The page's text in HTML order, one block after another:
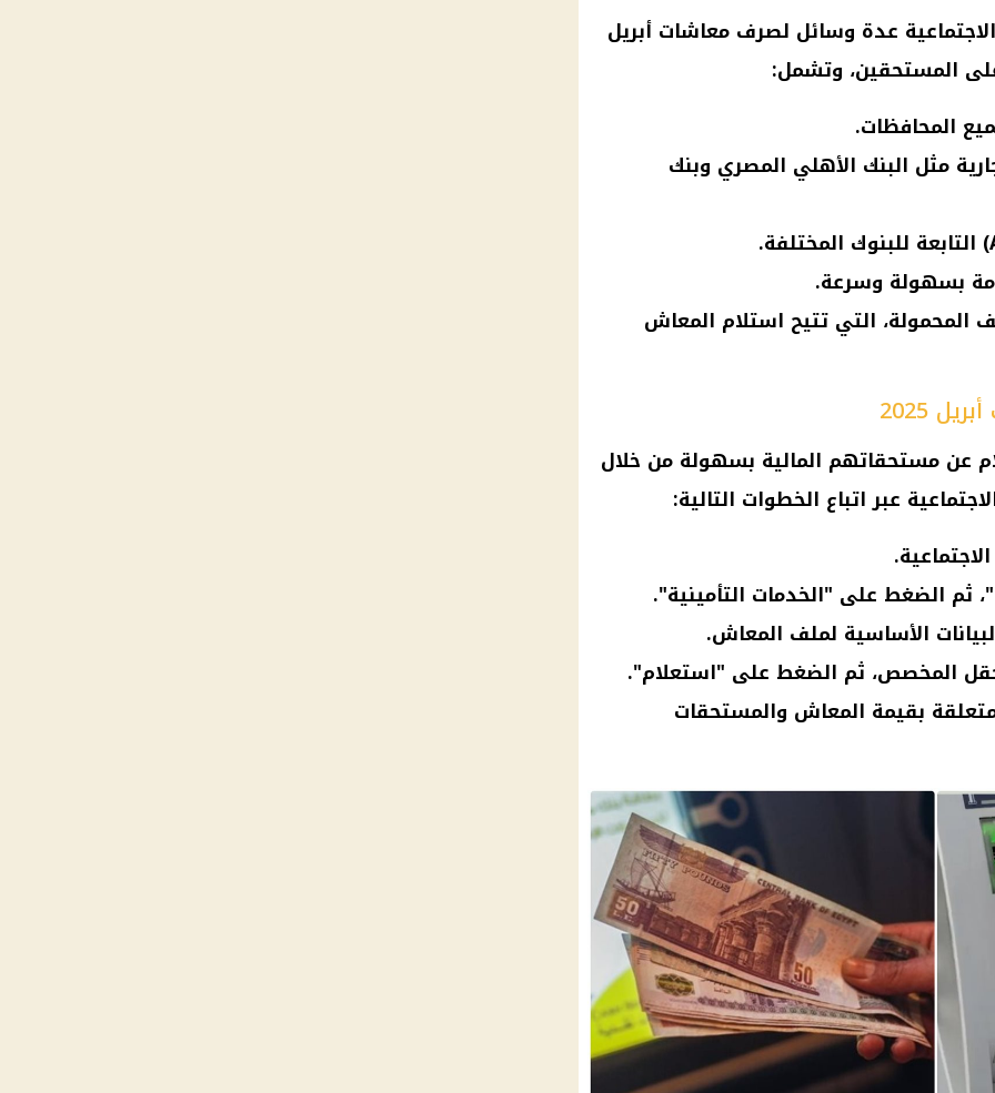
الاجتماعية عدة وسائل لصرف معاشات أبريل
المحافظات.
مثل البنك الأهلي المصري وبنك
بسهولة وسرعة.
المحمولة، التي تتيح استلام المعاش
2025
عن مستحقاتهم المالية بسهولة من خلال
عبر اتباع الخطوات التالية:
ثم الضغط على "الخدمات التأمينية".
الأساسية لملف المعاش.
المخصص، ثم الضغط على "استعلام".
بقيمة المعاش والمستحقات